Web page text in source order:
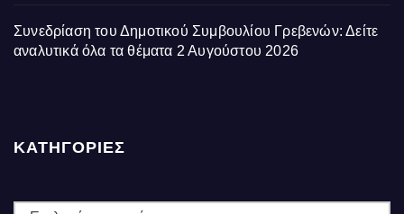
Συνεδρίαση του Δημοτικού Συμβουλίου Γρεβενών: Δείτε
αναλυτικά όλα τα θέματα 2 Αυγούστου 2026
ΚΑΤΗΓΟΡΙΕΣ